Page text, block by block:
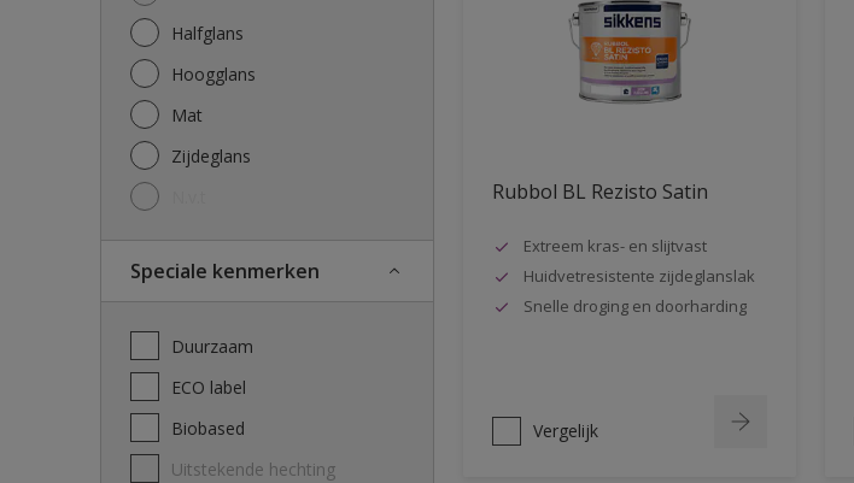
Halfglans
Hoogglans
Mat
Zijdeglans
Speciale kenmerken
Duurzaam
ECO label
Biobased
Uitstekende hechting
Rubbol BL Rezisto Satin
Extreem kras- en slijtvast
Huidvetresistente zijdeglanslak
Snelle droging en doorharding
Vergelijk